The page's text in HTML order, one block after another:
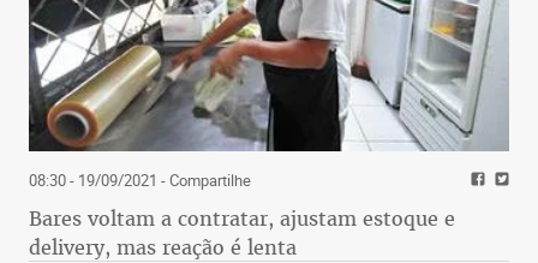
08:30 - 19/09/2021 - Compartilhe
Bares voltam a contratar, ajustam estoque e
delivery, mas reação é lenta